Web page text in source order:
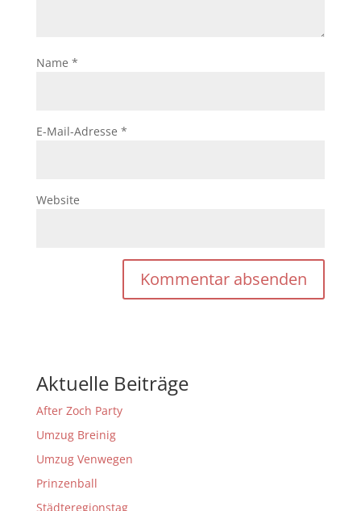
Name *
E-Mail-Adresse *
Website
Aktuelle Beiträge
After Zoch Party
Umzug Breinig
Umzug Venwegen
Prinzenball
Städteregionstag